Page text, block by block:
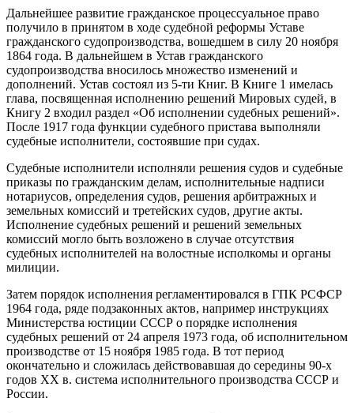
Дальнейшее развитие гражданское процессуальное право
получило в принятом в ходе судебной реформы Уставе
гражданского судопроизводства, вошедшем в силу 20 ноября
1864 года. В дальнейшем в Устав гражданского
судопроизводства вносилось множество изменений и
дополнений. Устав состоял из 5-ти Книг. В Книге 1 имелась
глава, посвященная исполнению решений Мировых судей, в
Книгу 2 входил раздел «Об исполнении судебных решений».
После 1917 года функции судебного пристава выполняли
судебные исполнители, состоявшие при судах.
Судебные исполнители исполняли решения судов и судебные
приказы по гражданским делам, исполнительные надписи
нотариусов, определения судов, решения арбитражных и
земельных комиссий и третейских судов, другие акты.
Исполнение судебных решений и решений земельных
комиссий могло быть возложено в случае отсутствия
судебных исполнителей на волостные исполкомы и органы
милиции.
Затем порядок исполнения регламентировался в ГПК РСФСР
1964 года, ряде подзаконных актов, например инструкциях
Министерства юстиции СССР о порядке исполнения
судебных решений от 24 апреля 1973 года, об исполнительном
производстве от 15 ноября 1985 года. В тот период
окончательно и сложилась действовавшая до середины 90-х
годов XX в. система исполнительного производства СССР и
России.